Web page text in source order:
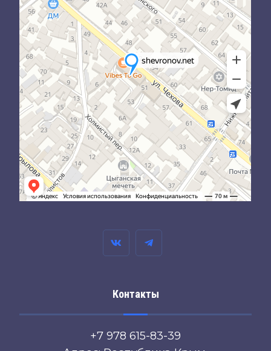
Контакты
+7 978 615-83-39